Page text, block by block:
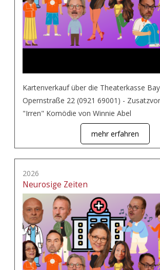
Kartenverkauf über die Theaterkasse
Opernstraße 22 (0921 69001) -
"Irren" Komödie von Winnie Abel
mehr erfahren
2026
Neurosige Zeiten